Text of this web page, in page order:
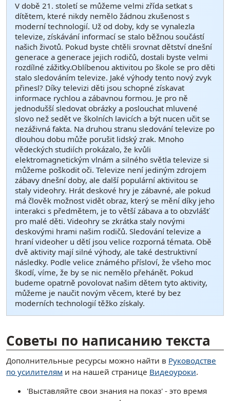
V době 21. století se můžeme velmi zřída setkat s
dítětem, které nikdy nemělo žádnou zkušenost s
moderní technologií. Už od doby, kdy se vynalezla
televize, získávání informací se stalo běžnou součástí
našich životů. Pokud byste chtěli srovnat dětství dnešní
generace a generace jejich rodičů, dostali byste velmi
rozdílné zážitky.Oblíbenou aktivitou po škole se pro děti
stalo sledováním televize. Jaké výhody tento nový zvyk
přinesl? Díky televizi děti jsou schopné získavat
informace rychlou a zábavnou formou. Je pro ně
jednodušší sledovat obrázky a poslouchat mluvené
slovo než sedět ve školních lavicích a být nucen učit se
nezáživná fakta. Na druhou stranu sledování televize po
dlouhou dobu může porušit lidský zrak. Mnoho
vědeckých studiích prokázalo, že kvůli
elektromagnetickým vlnám a silného světla televize si
můžeme poškodit oči. Televize není jediným zdrojem
zábavy dnešní doby, ale další populární aktivitou se
staly videohry. Hrát deskové hry je zábavné, ale pokud
má člověk možnost vidět obraz, který se mění díky jeho
interakci s předmětem, je to větší zábava a to obzvlášť
pro malé děti. Videohry se zkrátka staly novými
deskovými hrami našim rodičů. Sledování televize a
hraní videoher u dětí jsou velice rozporná témata. Obě
dvě aktivity mají silné výhody, ale také destruktivní
následky. Podle velice známého přísloví, že všeho moc
škodí, víme, že by se nic nemělo přehánět. Pokud
budeme opatrně povolovat našim dětem tyto aktivity,
můžeme je naučit novým věcem, které by bez
moderních technologií těžko získaly.
Советы по написанию текста
Дополнительные ресурсы можно найти в Руководстве
по усилителям и на нашей странице Видеоуроки.
'Выставляйте свои знания на показ' - это время